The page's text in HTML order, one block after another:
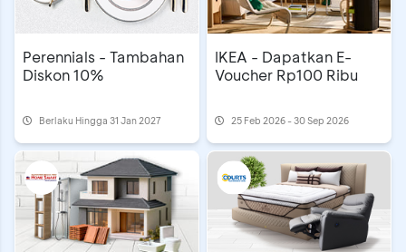
Perennials - Tambahan
Diskon 10%
Berlaku Hingga 31 Jan 2027
IKEA - Dapatkan E-
Voucher Rp100 Ribu
25 Feb 2026 - 30 Sep 2026